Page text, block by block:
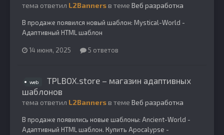
тема ответил L2Bannersв теме Веб разработка
В продаже появился новый шаблон: Mystical-World -
Адаптивный HTML шаблон
14 июня, 2025 5 ответов
web
TPLBOX.store – магазин адаптивных
шаблонов
тема ответил L2Bannersв теме Веб разработка
В продаже появились новые шаблоны: Ancient-World -
Адаптивный HTML шаблон. Купить Apocalypse -